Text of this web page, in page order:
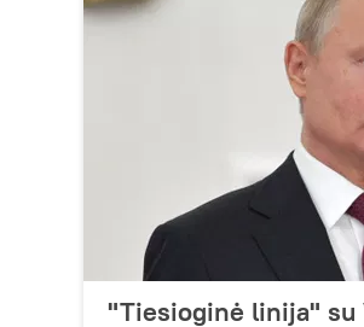
"Tiesioginė linija" su